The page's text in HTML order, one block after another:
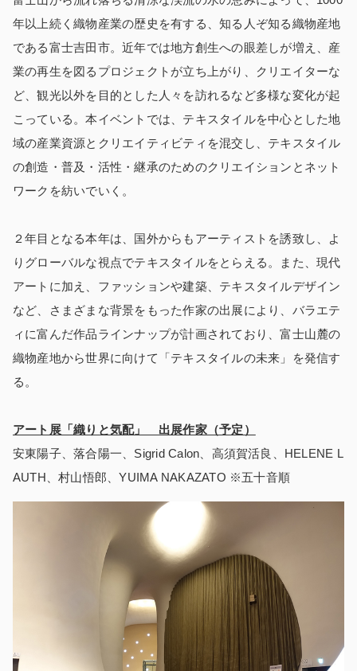
年以上続く織物産業の歴史を有する、知る人ぞ知る織物産地
である富士吉田市。近年では地方創生への眼差しが増え、産
業の再生を図るプロジェクトが立ち上がり、クリエイターな
ど、観光以外を目的とした人々を訪れるなど多様な変化が起
こっている。本イベントでは、テキスタイルを中心とした地
域の産業資源とクリエイティビティを混交し、テキスタイル
の創造・普及・活性・継承のためのクリエイションとネット
ワークを紡いでいく。
２年目となる本年は、国外からもアーティストを誘致し、よ
りグローバルな視点でテキスタイルをとらえる。また、現代
アートに加え、ファッションや建築、テキスタイルデザイン
など、さまざまな背景をもった作家の出展により、バラエテ
ィに富んだ作品ラインナップが計画されており、富士山麓の
織物産地から世界に向けて「テキスタイルの未来」を発信す
る。
アート展「織りと気配」 出展作家（予定）
安東陽子、落合陽一、Sigrid Calon、高須賀活良、HELENE L
AUTH、村山悟郎、YUIMA NAKAZATO ※五十音順